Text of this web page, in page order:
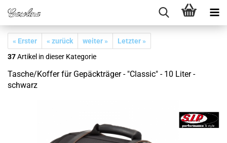
« Erster « zurück weiter »
Letzter »
37Artikel in dieser Kategorie
Tasche/Koffer für Gepäckträger - "Classic" - 10 Liter -
schwarz